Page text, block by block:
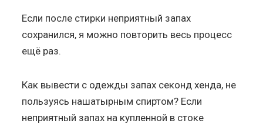
Если после стирки неприятный запах
сохранился, я можно повторить весь процесс
ещё раз.
Как вывести с одежды запах секонд хенда, не
пользуясь нашатырным спиртом? Если
неприятный запах на купленной в стоке